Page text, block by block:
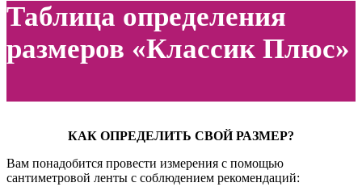
Таблица определения
размеров «Классик Плюс»
КАК ОПРЕДЕЛИТЬ СВОЙ РАЗМЕР?
Вам понадобится провести измерения с помощью
сантиметровой ленты с соблюдением рекомендаций: